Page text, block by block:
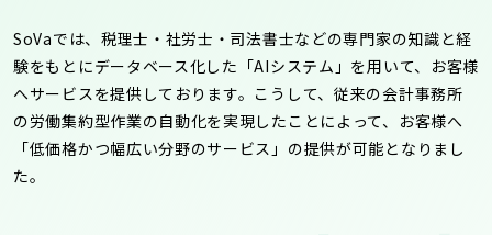
SoVaでは、税理士・社労士・司法書士などの専門家の知識と経
験をもとにデータベース化した「AIシステム」を用いて、お客様
へサービスを提供しております。こうして、従来の会計事務所
の労働集約型作業の自動化を実現したことによって、お客様へ
「低価格かつ幅広い分野のサービス」の提供が可能となりまし
た。